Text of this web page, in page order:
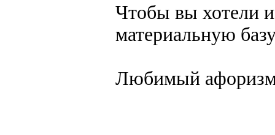
Чтобы вы хотели
материальную
Любимый